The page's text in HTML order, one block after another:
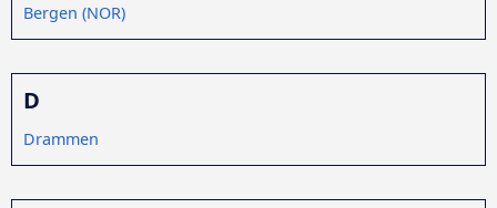
Bergen (NOR)
D
Drammen